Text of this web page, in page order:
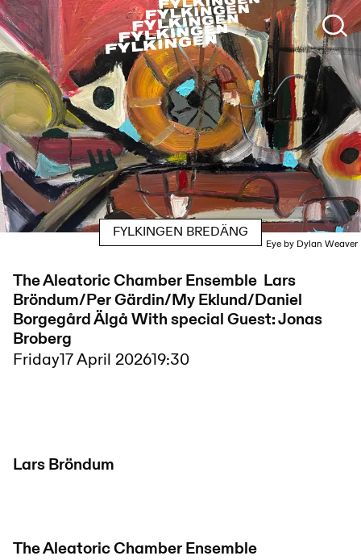
Eye by Dylan Weaver
FYLKINGEN BREDÄNG
The Aleatoric Chamber Ensemble Lars
Bröndum/Per Gärdin/My Eklund/Daniel
Borgegård Älgå With special Guest: Jonas
Broberg
Friday17 April 202619:30
Lars Bröndum
The Aleatoric Chamber Ensemble